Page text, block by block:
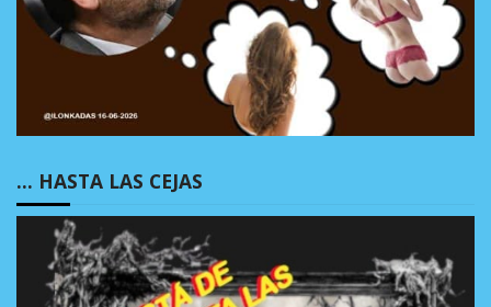
… HASTA LAS CEJAS